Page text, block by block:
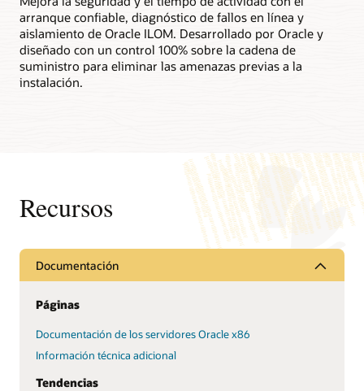
Informe técnico: arquitectura de sistema de Oracle
Server X8-8 (PDF)
Hoja de datos: Oracle Server X8-8 (8 socket) (PDF)
Hoja de datos: Oracle Server X8-8 (4 socket) (PDF)
arranque confiable, diagnóstico de fallos en línea y
aislamiento de Oracle ILOM. Desarrollado por Oracle y
diseñado con un control 100% sobre la cadena de
suministro para eliminar las amenazas previas a la
instalación.
Recursos
Documentación
Páginas
Documentación de los servidores Oracle x86
Información técnica adicional
Tendencias